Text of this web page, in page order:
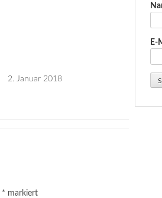
2. Januar 2018
* markiert
E-